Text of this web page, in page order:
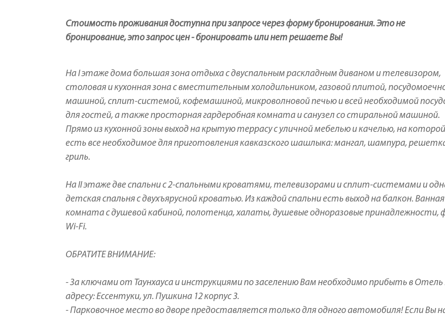
Стоимость проживания доступна при запросе через форму бронирования. Это не
бронирование, это запрос цен - бронировать или нет решаете Вы!
На I этаже дома большая зона отдыха с двуспальным раскладным диваном и телевизором,
столовая и кухонная зона с вместительным холодильником, газовой плитой,
машиной, сплит-системой, кофемашиной, микроволновой печью и всей необходимой
для гостей, а также просторная гардеробная комната и санузел со стиральной машиной.
Прямо из кухонной зоны выход на крытую террасу с уличной мебелью и качелью, на которой
есть все необходимое для приготовления кавказского шашлыка: мангал, шампура,
гриль.
На II этаже две спальни с 2-спальными кроватями, телевизорами и сплит-системами и
детская спальня с двухъярусной кроватью. Из каждой спальни есть выход на балкон. Ванная
комната с душевой кабиной, полотенца, халаты, душевые одноразовые принадлежности,
Wi-Fi.
ОБРАТИТЕ ВНИМАНИЕ:
- За ключами от Таунхауса и инструкциями по заселению Вам необходимо прибыть в Отель
адресу: Ессентуки, ул. Пушкина 12 корпус 3.
- Парковочное место во дворе предоставляется только для одного автомобиля! Если Вы